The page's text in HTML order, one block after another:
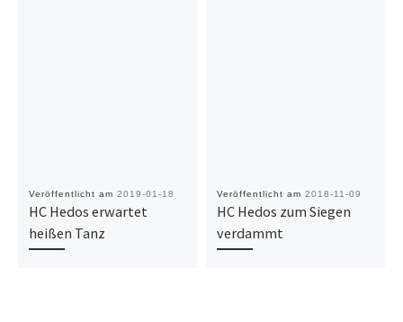
Veröffentlicht am 2019-01-18
HC Hedos erwartet
heißen Tanz
Veröffentlicht am 2018-11-09
HC Hedos zum Siegen
verdammt